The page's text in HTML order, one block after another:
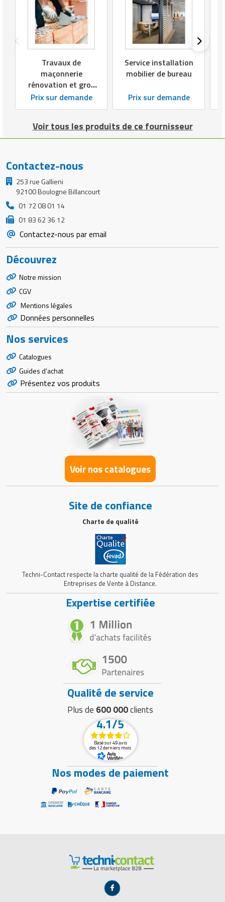
Travaux de
maçonnerie
rénovation et gros
œuvre
Prix sur demande
Service installation
mobilier de bureau
Prix sur demande
Voir tous les produits de ce fournisseur
Contactez-nous
253 rue Gallieni
92100 Boulogne Billancourt
01 72 08 01 14
01 83 62 36 12
Contactez-nous par email
Découvrez
Notre mission
CGV
Mentions légales
Données personnelles
Nos services
Catalogues
Guides d'achat
Présentez vos produits
Voir nos catalogues
Site de confiance
Charte de qualité
Techni-Contact respecte la charte qualité de la Fédération des
Entreprises de Vente à Distance.
Expertise certifiée
Qualité de service
Plus de 600 000clients
4.1/5
Basé sur 49 avis
des 12 derniers mois
Nos modes de paiement